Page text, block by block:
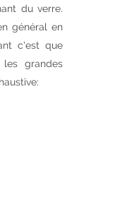
du verre.
général en
c'est que
grandes